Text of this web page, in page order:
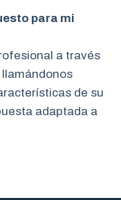
para mi
a través
de su
adaptada a